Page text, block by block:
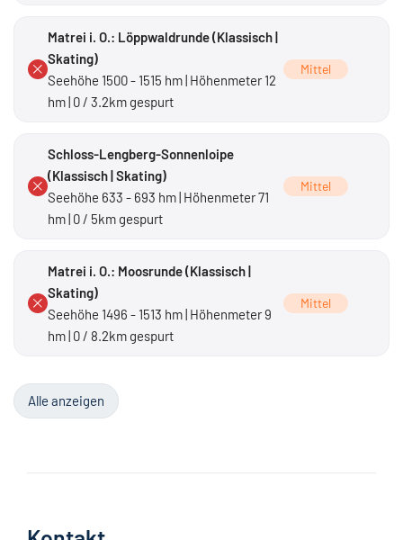
Matrei i. O.: Löppwaldrunde (Klassisch |
Skating)
Seehöhe 1500 - 1515 hm | Höhenmeter 12
hm | 0 / 3.2km gespurt
Mittel
Schloss-Lengberg-Sonnenloipe
(Klassisch | Skating)
Seehöhe 633 - 693 hm | Höhenmeter 71
hm | 0 / 5km gespurt
Mittel
Matrei i. O.: Moosrunde (Klassisch |
Skating)
Seehöhe 1496 - 1513 hm | Höhenmeter 9
hm | 0 / 8.2km gespurt
Mittel
Alle anzeigen